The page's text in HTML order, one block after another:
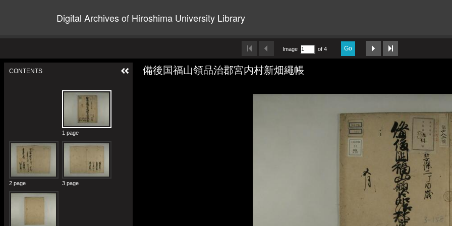
Digital Archives of Hiroshima University Library